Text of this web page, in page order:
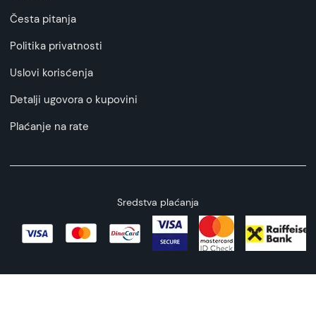
Česta pitanja
Politika privatnosti
Uslovi korisćenja
Detalji ugovora o kupovini
Plaćanje na rate
Sredstva plaćanja